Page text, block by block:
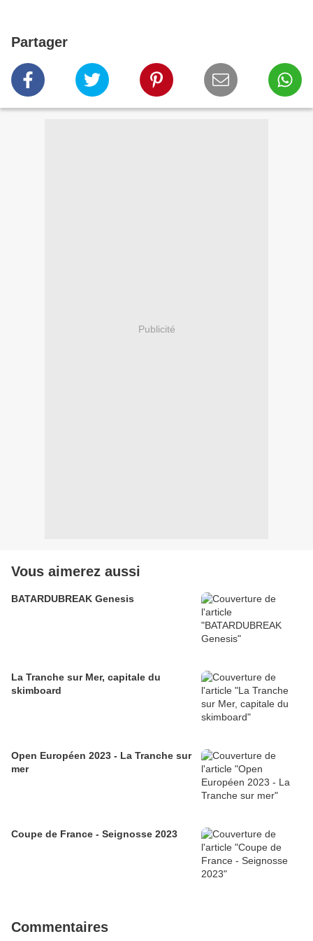
Partager
Publicité
Vous aimerez aussi
BATARDUBREAK Genesis
La Tranche sur Mer, capitale du
skimboard
Open Européen 2023 - La Tranche sur
mer
Coupe de France - Seignosse 2023
Commentaires